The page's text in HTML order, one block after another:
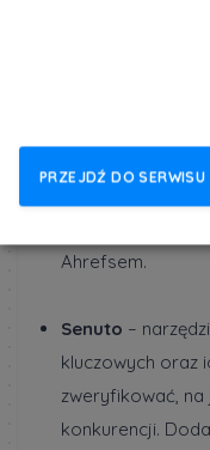
zbadać profil
Ahrefsem.
Senuto –
kluczowych oraz
zweryfikować, na
konkurencji.
PRZEJDŹ DO SERWISU